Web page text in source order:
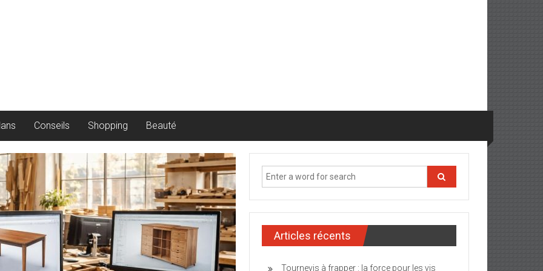
Conseils Shopping Beauté
Articles récents
Tournevis à frapper : la force pour les vis